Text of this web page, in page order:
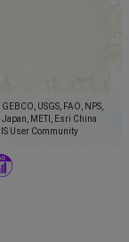
USGS, FAO, NPS,
METI, Esri China
User Community